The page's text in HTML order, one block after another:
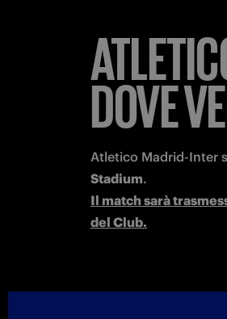
DOVE
Atletico Madrid-Inter
Stadium .
Il match sarà
del Club.